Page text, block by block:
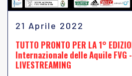
21 Aprile 2022
TUTTO PRONTO PER LA 1°
Internazionale delle Aquile FVG -
LIVESTREAMING